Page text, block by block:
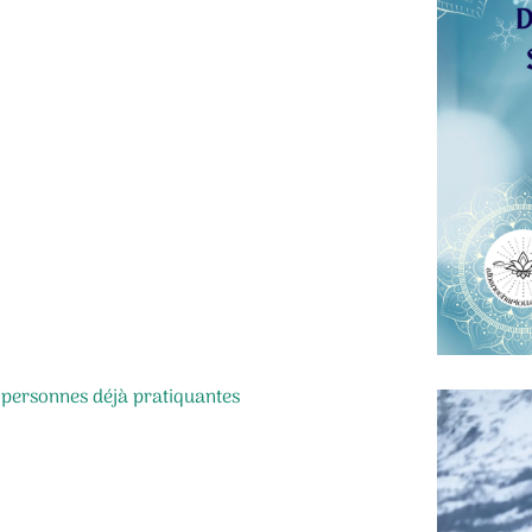
déjà pratiquantes